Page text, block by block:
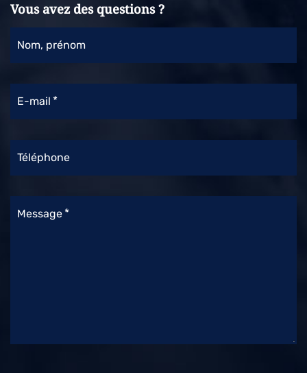
Vous avez des questions ?
Nom, prénom
E-mail
Téléphone
Message